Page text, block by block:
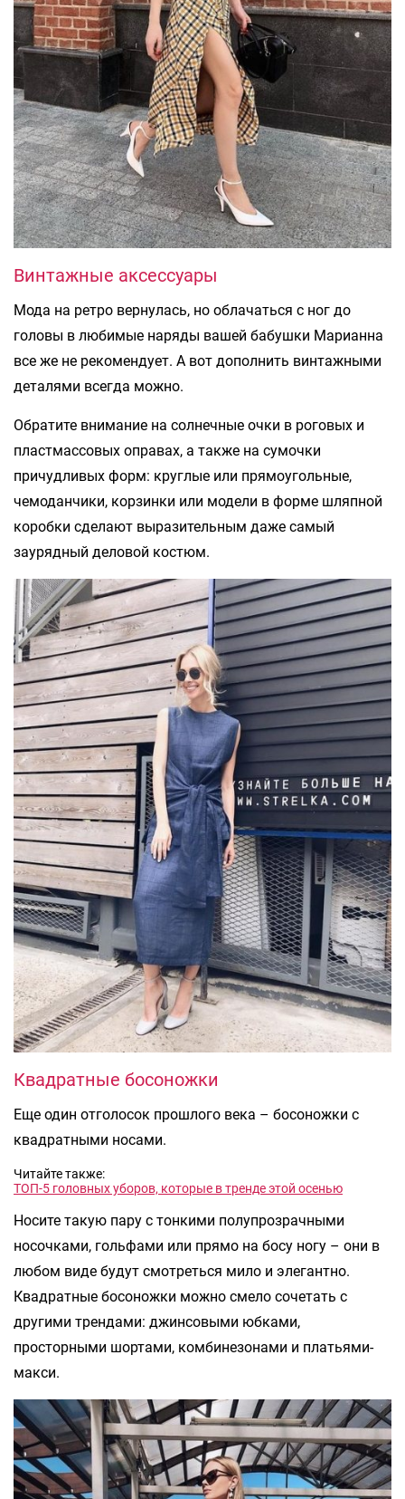
Винтажные аксессуары
Мода на ретро вернулась, но облачаться с ног до
головы в любимые наряды вашей бабушки Марианна
все же не рекомендует. А вот дополнить винтажными
деталями всегда можно.
Обратите внимание на солнечные очки в роговых и
пластмассовых оправах, а также на сумочки
причудливых форм: круглые или прямоугольные,
чемоданчики, корзинки или модели в форме шляпной
коробки сделают выразительным даже самый
заурядный деловой костюм.
Квадратные босоножки
Еще один отголосок прошлого века – босоножки с
квадратными носами.
Читайте также:
ТОП-5 головных уборов, которые в тренде этой осенью
Носите такую пару с тонкими полупрозрачными
носочками, гольфами или прямо на босу ногу – они в
любом виде будут смотреться мило и элегантно.
Квадратные босоножки можно смело сочетать с
другими трендами: джинсовыми юбками,
просторными шортами, комбинезонами и платьями-
макси.